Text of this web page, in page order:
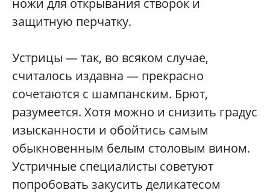
защитную перчатку.
Устрицы — так, во всяком случае,
считалось издавна — прекрасно
сочетаются с шампанским. Брют,
разумеется. Хотя можно и снизить градус
изысканности и обойтись самым
обыкновенным белым столовым вином.
Устричные специалисты советуют
попробовать закусить деликатесом